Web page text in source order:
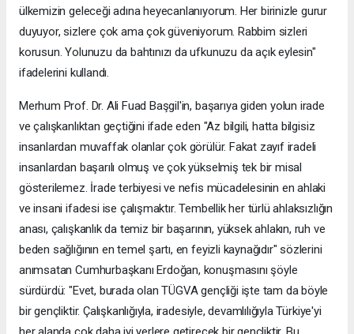
ülkemizin geleceği adına heyecanlanıyorum. Her birinizle gurur
duyuyor, sizlere çok ama çok güveniyorum. Rabbim sizleri
korusun. Yolunuzu da bahtınızı da ufkunuzu da açık eylesin"
ifadelerini kullandı.
Merhum Prof. Dr. Ali Fuad Başgil'in, başarıya giden yolun irade
ve çalışkanlıktan geçtiğini ifade eden "Az bilgili, hatta bilgisiz
insanlardan muvaffak olanlar çok görülür. Fakat zayıf iradeli
insanlardan başarılı olmuş ve çok yükselmiş tek bir misal
gösterilemez. İrade terbiyesi ve nefis mücadelesinin en ahlaki
ve insani ifadesi ise çalışmaktır. Tembellik her türlü ahlaksızlığın
anası, çalışkanlık da temiz bir başarının, yüksek ahlakın, ruh ve
beden sağlığının en temel şartı, en feyizli kaynağıdır" sözlerini
anımsatan Cumhurbaşkanı Erdoğan, konuşmasını şöyle
sürdürdü: "Evet, burada olan TÜGVA gençliği işte tam da böyle
bir gençliktir. Çalışkanlığıyla, iradesiyle, devamlılığıyla Türkiye'yi